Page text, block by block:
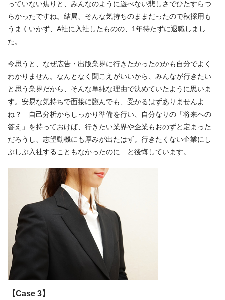
っていない焦りと、みんなのように遊べない悲しさでひたすらつ
らかったですね。結局、そんな気持ちのままだったので秋採用も
うまくいかず、A社に入社したものの、1年待たずに退職しまし
た。
今思うと、なぜ広告・出版業界に行きたかったのかも自分でよく
わかりません。なんとなく聞こえがいいから、みんなが行きたい
と思う業界だから、そんな単純な理由で決めていたように思いま
す。安易な気持ちで面接に臨んでも、受かるはずありませんよ
ね？ 自己分析からしっかり準備を行い、自分なりの「将来への
答え」を持っておけば、行きたい業界や企業もおのずと定まった
だろうし、志望動機にも厚みが出たはず。行きたくない企業にし
ぶしぶ入社することもなかったのに…と後悔しています。
【Case 3】